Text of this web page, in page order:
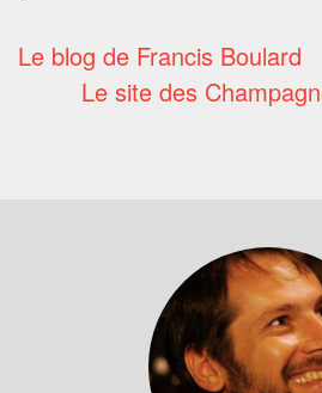
Le blog de Francis Boulard
Le site des